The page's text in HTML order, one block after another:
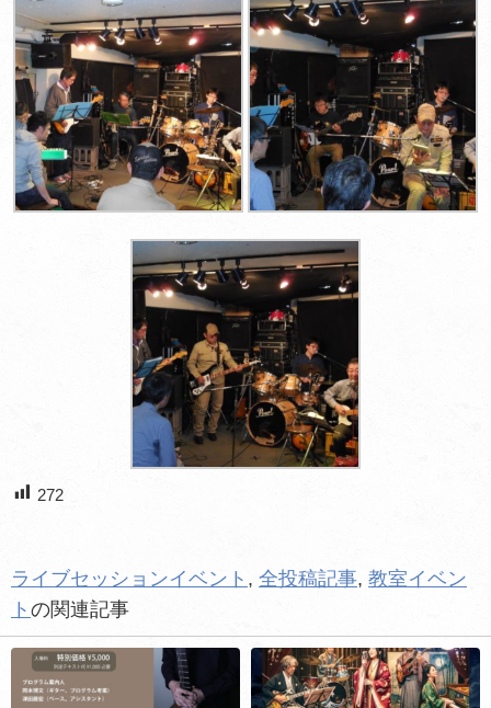
272
ライブセッションイベント , 全投稿記事, 教室イベン
ト の関連記事